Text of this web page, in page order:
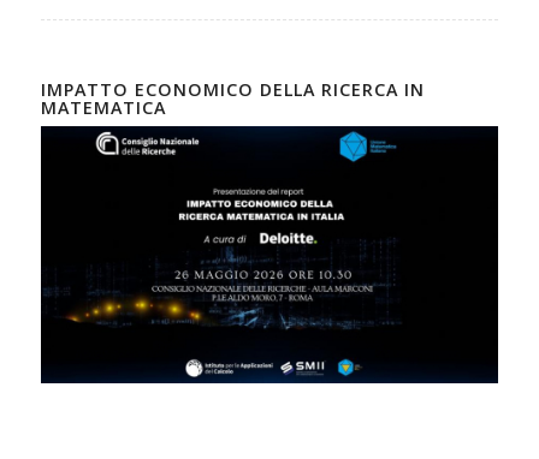
IMPATTO ECONOMICO DELLA RICERCA IN
MATEMATICA